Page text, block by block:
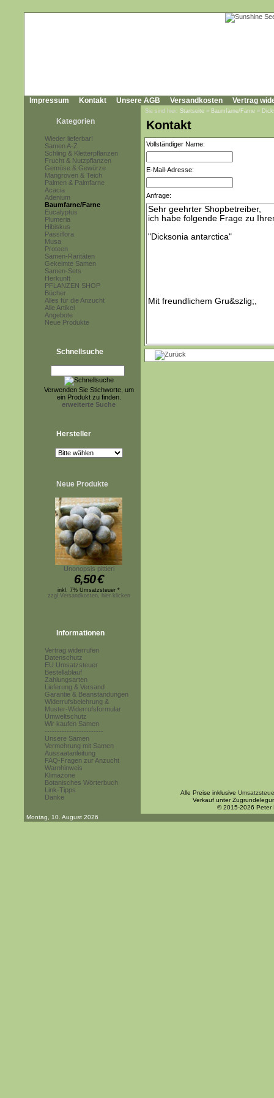
Impressum Kontakt Unsere AGB Versandkosten Vertrag
Kategorien
Wieder lieferbar!
Samen A-Z
Schling & Kletterpflanzen
Frucht & Nutzpflanzen
Gemüse & Gewürze
Mangroven & Teich
Palmen & Palmfarne
Acacia
Adenium
Baumfarne/Farne
Eucalyptus
Plumeria
Hibiskus
Passiflora
Musa
Proteen
Samen-Raritäten
Gekeimte Samen
Samen-Sets
Herkunft
PFLANZEN SHOP
Bücher
Alles für die Anzucht
Alle Artikel
Angebote
Neue Produkte
Schnellsuche
Verwenden Sie Stichworte, um
ein Produkt zu finden.
erweiterte Suche
Hersteller
Neue Produkte
Unonopsis pittieri
6,50€
inkl. 7% Umsatzsteuer *
zzgl.Versandkosten, hier klicken
Informationen
Vertrag widerrufen
Datenschutz
EU Umsatzsteuer
Bestellablauf
Zahlungsarten
Lieferung & Versand
Garantie & Beanstandungen
Widerrufsbelehrung &
Muster-Widerrufsformular
Umweltschutz
Wir kaufen Samen
------------------------
Unsere Samen
Vermehrung mit Samen
Aussaatanleitung
FAQ-Fragen zur Anzucht
Warnhinweis
Klimazone
Botanisches Wörterbuch
Link-Tipps
Danke
Sie sind hier: Startseite » Baumfarne/Farne »
Kontakt
Vollständiger Name:
E-Mail-Adresse:
Anfrage:
Alle Preise inklusive
Verkauf unter
© 2015-2026 Peter
Montag, 10. August 2026